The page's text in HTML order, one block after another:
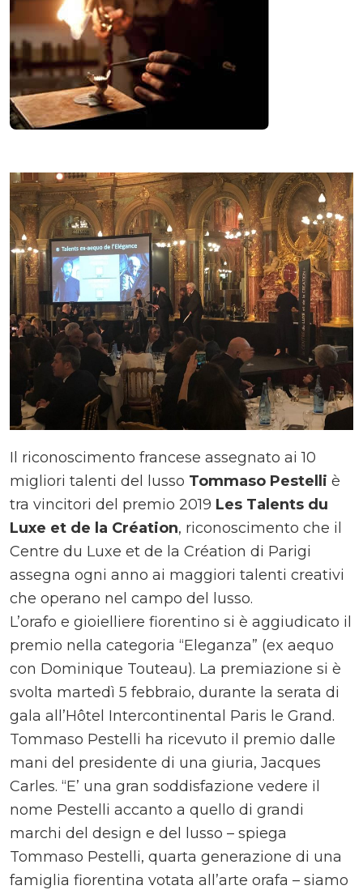
Il riconoscimento francese assegnato ai 10
migliori talenti del lusso Tommaso Pestelli è
tra vincitori del premio 2019 Les Talents du
Luxe et de la Création, riconoscimento che il
Centre du Luxe et de la Création di Parigi
assegna ogni anno ai maggiori talenti creativi
che operano nel campo del lusso.
L’orafo e gioielliere fiorentino si è aggiudicato il
premio nella categoria “Eleganza” (ex aequo
con Dominique Touteau). La premiazione si è
svolta martedì 5 febbraio, durante la serata di
gala all’Hôtel Intercontinental Paris le Grand.
Tommaso Pestelli ha ricevuto il premio dalle
mani del presidente di una giuria, Jacques
Carles. “E’ una gran soddisfazione vedere il
nome Pestelli accanto a quello di grandi
marchi del design e del lusso – spiega
Tommaso Pestelli, quarta generazione di una
famiglia fiorentina votata all’arte orafa – siamo